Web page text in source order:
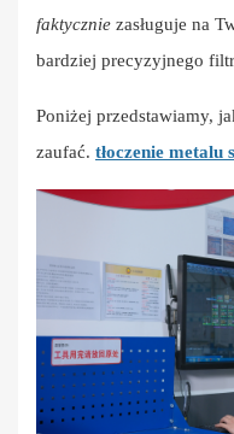
faktycznie zasługuje na
bardziej precyzyjnego
Poniżej przedstawiamy,
zaufać. tłoczenie metalu